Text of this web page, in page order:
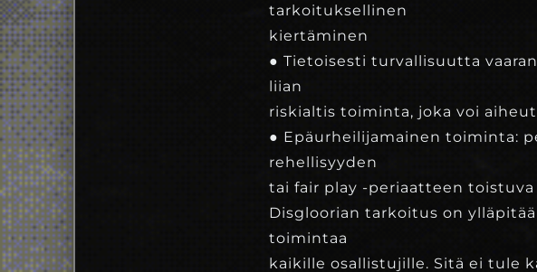
tarkoituksellinen
kiertäminen
● Tietoisesti turvallisuutta
liian
riskialtis toiminta, joka voi
● Epäurheilijamainen toiminta:
rehellisyyden
tai fair play -periaatteen
Disgloorian tarkoitus on
toimintaa
kaikille osallistujille. Sitä ei tule